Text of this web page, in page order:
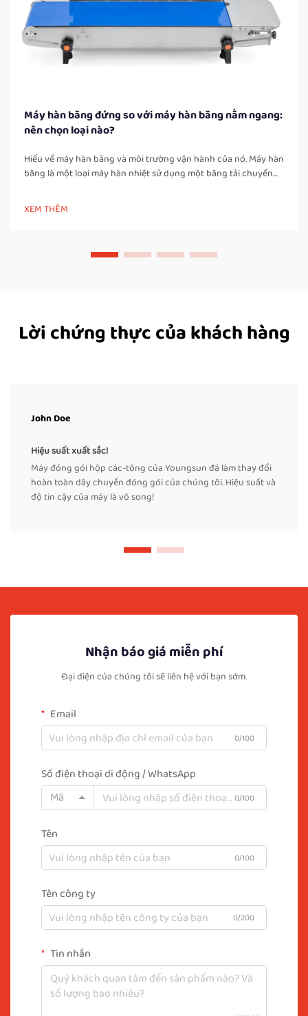
Máy hàn băng đứng so với máy hàn băng nằm ngang:
nên chọn loại nào?
Hiểu về máy hàn băng và môi trường vận hành của nó. Máy hàn
băng là một loại máy hàn nhiệt sử dụng một băng tải chuyển
và làm nguội, tạo ra mối hàn chắc chắn và kín khí. Khác với các
máy hàn xung thủ công, máy hàn băng…
XEM THÊM
Lời chứng thực của khách hàng
John Doe
Hiệu suất xuất sắc!
Máy đóng gói hộp các-tông của Youngsun đã làm thay đổi
hoàn toàn dây chuyền đóng gói của chúng tôi. Hiệu suất và
độ tin cậy của máy là vô song!
Nhận báo giá miễn phí
Đại diện của chúng tôi sẽ liên hệ với bạn sớm.
Email
0/100
Số điện thoại di động / WhatsApp
Mã
0/100
Tên
0/100
Tên công ty
0/200
Tin nhắn